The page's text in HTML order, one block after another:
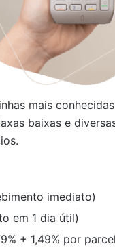
mais
baixas e
imediato)
em 1 dia útil)
+ 1,49% por